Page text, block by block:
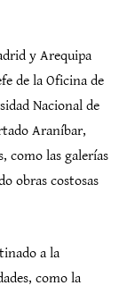
y Arequipa
de la Oficina de
Nacional de
Araníbar,
como las galerías
obras costosas
a la
como la